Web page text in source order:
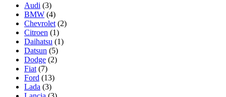
Audi (3)
BMW (4)
Chevrolet (2)
Citroen (1)
Daihatsu (1)
Datsun (5)
Dodge (2)
Fiat (7)
Ford (13)
Lada (3)